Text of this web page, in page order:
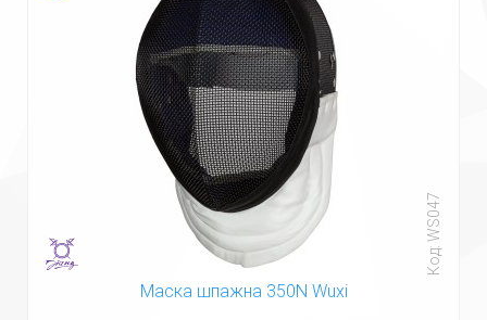
Код: WS047
Маска шпажна 350N Wuxi